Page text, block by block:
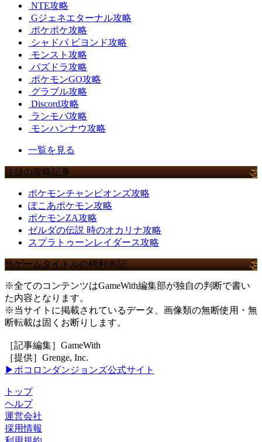
NTE攻略
Gジェネエターナル攻略
ポケポケ攻略
シャドバ ビヨンド攻略
モンスト攻略
パズドラ攻略
ポケモンGO攻略
グラブル攻略
Discord攻略
ランモバ攻略
モンハンナウ攻略
一覧を見る
注目の攻略記事
ポケモンチャンピオンズ攻略
ぽこあポケモン攻略
ポケモンZA攻略
ゼルダの伝説 時のオカリナ攻略
スプラトゥーンレイダース攻略
当ゲームタイトルの権利表記
※全てのコンテンツはGameWith編集部が独自の判断で書い
た内容となります。
※当サイトに掲載されているデータ、画像類の無断使用・無
断転載は固くお断りします。
［記事編集］GameWith
［提供］Grenge, Inc.
▶ポコロンダンジョンズ公式サイト
トップ
ヘルプ
運営会社
採用情報